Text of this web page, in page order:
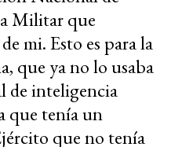
Militar que
mi. Esto es para la
que ya no lo usaba
de inteligencia
que tenía un
que no tenía